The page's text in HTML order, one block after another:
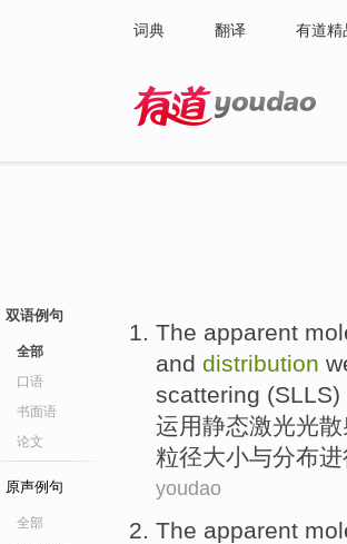
词典 翻译 有道精
双语例句
全部
口语
书面语
论文
原声例句
全部
The apparent
and distribution
scattering (SLLS)
运用静态激光光散
粒径大小与分布进
youdao
The apparent